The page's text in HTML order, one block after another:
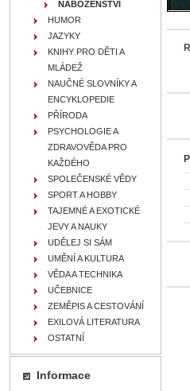
NÁBOŽENSTVÍ
HUMOR
JAZYKY
KNIHY PRO DĚTI A
MLÁDEŽ
NAUČNÉ SLOVNÍKY A
ENCYKLOPEDIE
PŘÍRODA
PSYCHOLOGIE A
ZDRAVOVĚDA PRO
KAŽDÉHO
SPOLEČENSKÉ VĚDY
SPORT A HOBBY
TAJEMNÉ A EXOTICKÉ
JEVY A NAUKY
UDĚLEJ SI SÁM
UMĚNÍ A KULTURA
VĚDA A TECHNIKA
UČEBNICE
ZEMĚPIS A CESTOVÁNÍ
EXILOVÁ LITERATURA
OSTATNÍ
Informace